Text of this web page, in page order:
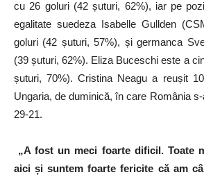
cu 26 goluri (42 șuturi, 62%), iar pe
egalitate suedeza Isabelle Gullden
goluri (42 șuturi, 57%), și germanca
(39 șuturi, 62%). Eliza Buceschi este a
șuturi, 70%). Cristina Neagu a reușit
Ungaria, de duminică, în care România
29-21.
„A fost un meci foarte dificil. Toate
aici și suntem foarte fericite că am